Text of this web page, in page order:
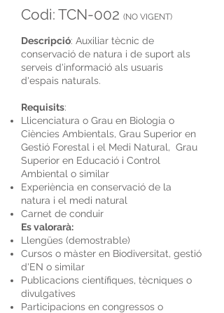
Codi: TCN-002 (NO VIGENT)
Descripció: Auxiliar tècnic de
conservació de natura i de suport als
serveis d'informació als usuaris
d'espais naturals.
Requisits:
Llicenciatura o Grau en Biologia o
Ciències Ambientals, Grau Superior en
Gestió Forestal i el Medi Natural, Grau
Superior en Educació i Control
Ambiental o similar
Experiència en conservació de la
natura i el medi natural
Carnet de conduir
Es valorarà:
Llengües (demostrable)
Cursos o màster en Biodiversitat, gestió
d'EN o similar
Publicacions científiques, tècniques o
divulgatives
Participacions en congressos o